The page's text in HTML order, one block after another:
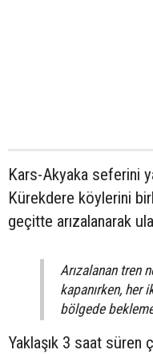
Kars-Akyaka seferini
Kürekdere köylerini
geçitte arızalanarak
Arızalanan tren
kapanırken, her
bölgede
Yaklaşık 3 saat süren